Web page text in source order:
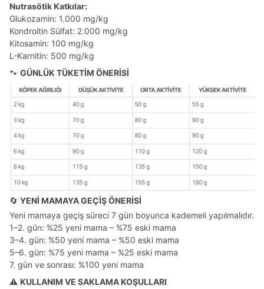
Nutrasötik Katkılar:
Glukozamin: 1.000 mg/kg
Kondroitin Sülfat: 2.000 mg/kg
Kitosamin: 100 mg/kg
L-Karnitin: 500 mg/kg
🐾 GÜNLÜK TÜKETİM ÖNERİSİ
🔄 YENİ MAMAYA GEÇİŞ ÖNERİSİ
Yeni mamaya geçiş süreci 7 gün boyunca kademeli yapılmalıdır.
1–2. gün: %25 yeni mama – %75 eski mama
3–4. gün: %50 yeni mama – %50 eski mama
5–6. gün: %75 yeni mama – %25 eski mama
7. gün ve sonrası: %100 yeni mama
⚠️ KULLANIM VE SAKLAMA KOŞULLARI